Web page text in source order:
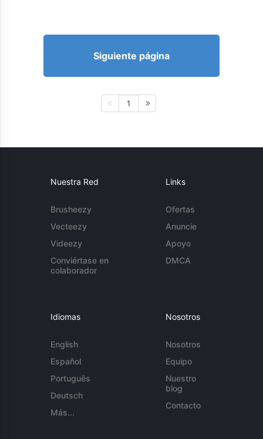
Siguiente página
1
Nuestra Red
Brusheezy
Vecteezy
Videezy
Conviértase en
colaborador
Links
Ofertas
Anuncie
Apoyo
DMCA
Idiomas
English
Español
Português
Deutsch
Más...
Nosotros
Nosotros
Equipo
Nuestro
blog
Contacto